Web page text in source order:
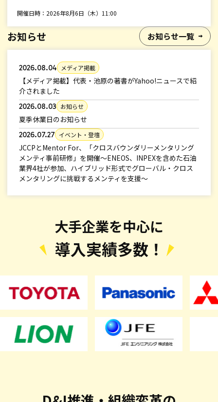
開催日時：2026年8月6日（木）11:00
お知らせ お知らせ一覧
2026.08.04 メディア掲載
【メディア掲載】代表・池原の著書がYahoo!ニュースで紹
介されました
2026.08.03 お知らせ
夏季休業日のお知らせ
2026.07.27 イベント・登壇
JCCPとMentor For、「クロスバウンダリーメンタリング
メンティ事前研修」を開催〜ENEOS、INPEXを含めた石油
業界4社が参加、ハイブリッド形式でグローバル・クロス
メンタリングに挑戦するメンティを支援〜
大手企業を中心に
導入実績多数！